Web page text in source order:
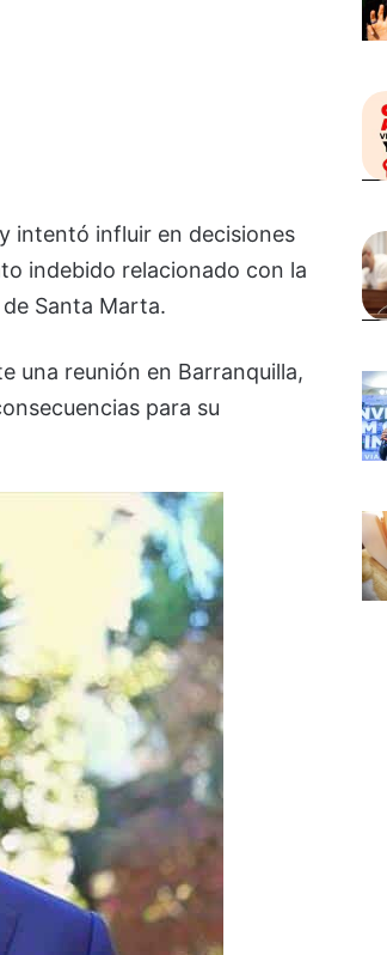
intentó influir en decisiones
indebido relacionado con la
Santa Marta.
una reunión en Barranquilla,
para su